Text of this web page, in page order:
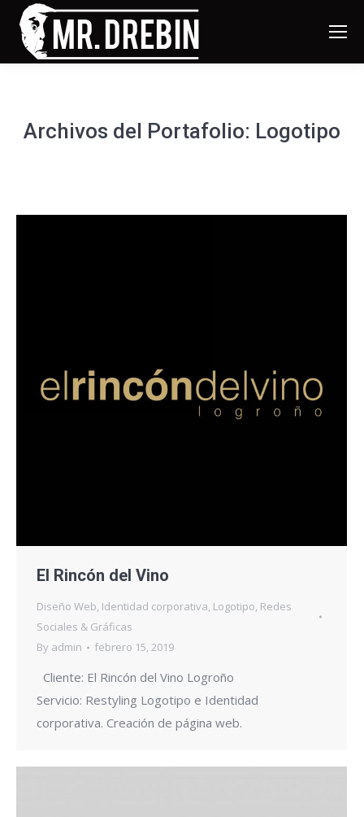
Archivos del Portafolio: Logotipo
El Rincón del Vino
Diseño Web, Identidad corporativa, Logotipo, Redes
Sociales & Gráficas
By admin febrero 15, 2019
Cliente: El Rincón del Vino Logroño
Servicio: Restyling Logotipo e Identidad
corporativa. Creación de página web.